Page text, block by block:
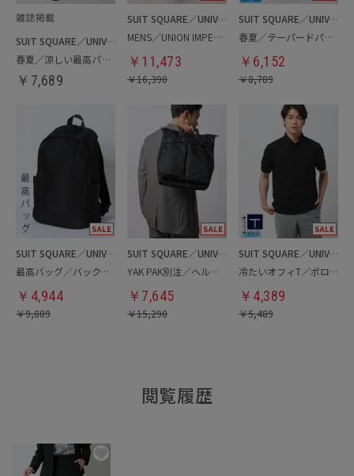
SUIT SQUARE／UNIVERSAL LANGUAGE
春夏／涼しい最高パンツ
￥ 7,689
SUIT SQUARE／UNIVERSAL LANGUAGE
MENS／UNION IMPERIAL監修／コインローファー
￥ 11,473
￥16,390
SUIT SQUARE／UNIVERSAL LANGUAGE
春夏／テーパードパンツ
￥ 6,152
￥8,789
SUIT SQUARE／UNIVERSAL LANGUAGE
最高バッグ／バックパック
￥ 4,944
￥9,889
SUIT SQUARE／UNIVERSAL LANGUAGE
YAK PAK別注／ヘルメットバッグ
￥ 7,645
￥15,290
SUIT SQUARE／UNIVERSAL LANGUAGE
冷たいオフィT／ポロシャツ
￥ 4,389
￥5,489
閲覧履歴